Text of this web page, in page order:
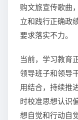
购文旅宣传歌曲
立和践行正确政
要求落实不力。
当前，学习教育
领导班子和领导
用结合，持续推
时校准思想认识
想自觉和行动自